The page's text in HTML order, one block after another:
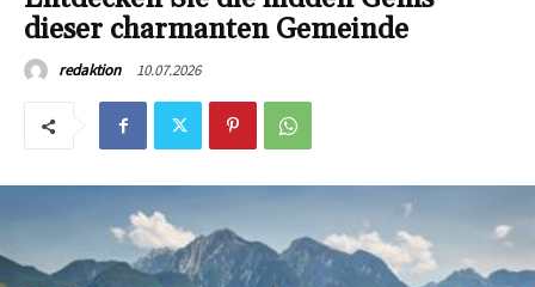
dieser charmanten Gemeinde
redaktion 10.07.2026